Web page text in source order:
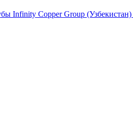
Infinity Copper Group (Узбекистан)